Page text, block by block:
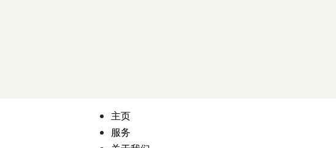
主页
服务